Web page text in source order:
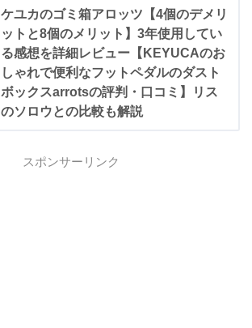
ケユカのゴミ箱アロッツ【4個のデメリ
ットと8個のメリット】3年使用してい
る感想を詳細レビュー【KEYUCAのお
しゃれで便利なフットペダルのダスト
ボックスarrotsの評判・口コミ】リス
のソロウとの比較も解説
スポンサーリンク